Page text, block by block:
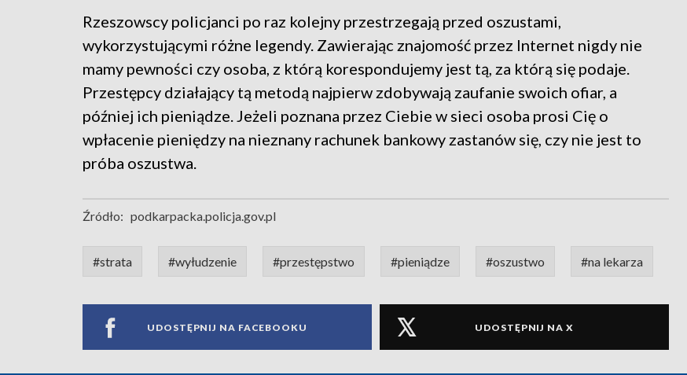
Rzeszowscy policjanci po raz kolejny przestrzegają przed oszustami,
wykorzystującymi różne legendy. Zawierając znajomość przez Internet nigdy nie
mamy pewności czy osoba, z którą korespondujemy jest tą, za którą się podaje.
Przestępcy działający tą metodą najpierw zdobywają zaufanie swoich ofiar, a
później ich pieniądze. Jeżeli poznana przez Ciebie w sieci osoba prosi Cię o
wpłacenie pieniędzy na nieznany rachunek bankowy zastanów się, czy nie jest to
próba oszustwa.
Źródło: podkarpacka.policja.gov.pl
#strata #wyłudzenie #przestępstwo #pieniądze #oszustwo #na lekarza
UDOSTĘPNIJ NA FACEBOOKU UDOSTĘPNIJ NA X